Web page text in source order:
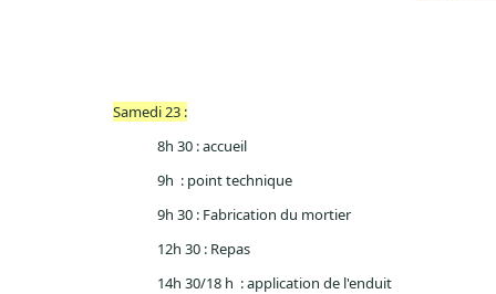
Samedi 23 :
8h 30 : accueil
9h : point technique
9h 30 : Fabrication du mortier
12h 30 : Repas
14h 30/18 h : application de l'enduit